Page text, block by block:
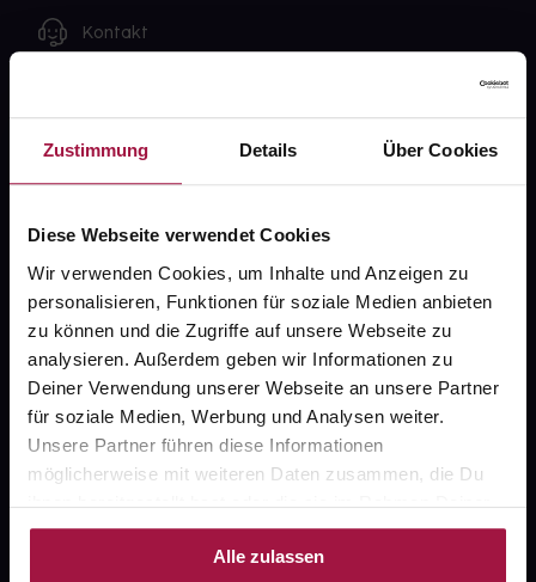
Zustimmung Details Über Cookies
Diese Webseite verwendet Cookies
Wir verwenden Cookies, um Inhalte und Anzeigen zu
personalisieren, Funktionen für soziale Medien anbieten
zu können und die Zugriffe auf unsere Webseite zu
analysieren. Außerdem geben wir Informationen zu
Deiner Verwendung unserer Webseite an unsere Partner
für soziale Medien, Werbung und Analysen weiter.
Unsere Partner führen diese Informationen
möglicherweise mit weiteren Daten zusammen, die Du
ihnen bereitgestellt hast oder die sie im Rahmen Deiner
Nutzung der Dienste gesammelt haben.
Alle zulassen
Angaben der Packungsbeilage abweichen. Da der
Arzt sie individuell abstimmt, sollten Sie das
Kontakt
Widerrufsformular
Über uns
Karriere
Newsletter
Barrierefreiheitserklärung
PAYBACK
gesund-versorger.de